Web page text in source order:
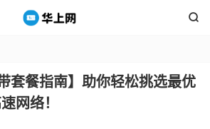

套餐指南】助你轻松挑选最优
网络！